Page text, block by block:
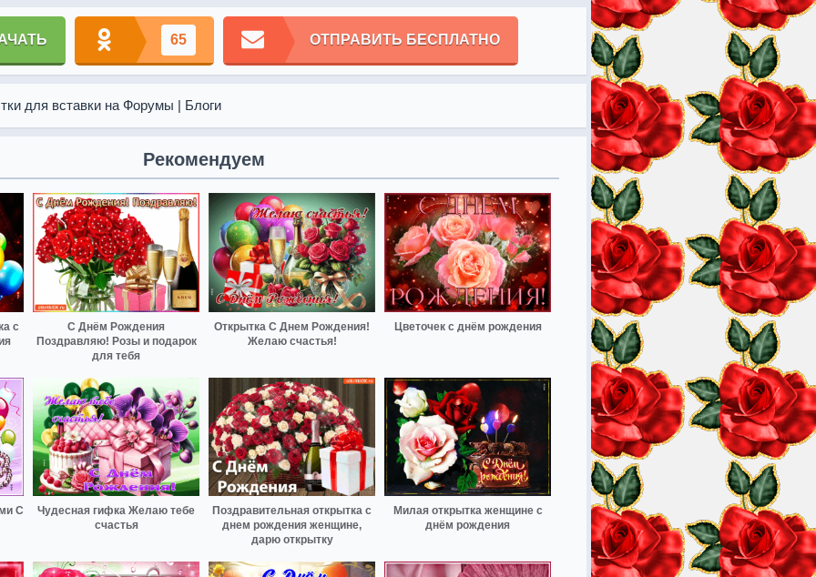
65 ОТПРАВИТЬ БЕСПЛАТНО
для вставки на Форумы | Блоги
Рекомендуем
с
С Днём Рождения
Поздравляю! Розы и подарок
для тебя
Открытка С Днем Рождения!
Желаю счастья!
Цветочек с днём рождения
С
Чудесная гифка Желаю тебе
счастья
Поздравительная открытка с
днем рождения женщине,
дарю открытку
Милая открытка женщине с
днём рождения